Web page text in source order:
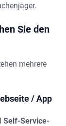
Sie den
mehrere
/ App
Self-Service-